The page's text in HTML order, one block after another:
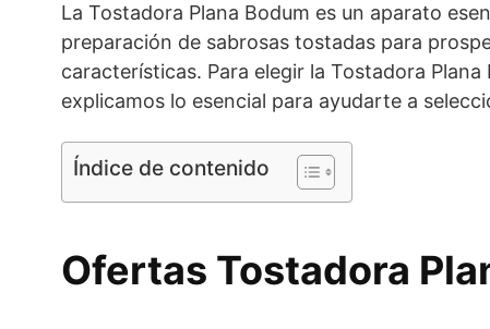
La Tostadora Plana Bodum es un aparato
preparación de sabrosas tostadas para
características. Para elegir la Tostadora
explicamos lo esencial para ayudarte a
Índice de contenido
Ofertas Tostadora